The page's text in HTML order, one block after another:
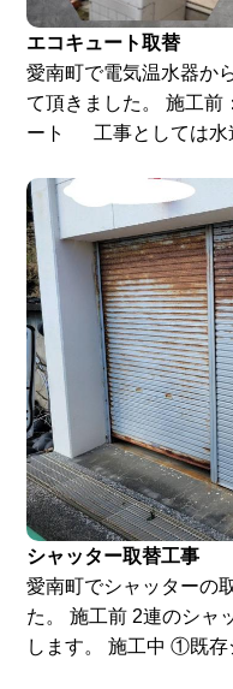
エコキュート取替
愛南町で電気温水器か
て頂きました。 施工前
ート 工事としては水
シャッター取替工事
愛南町でシャッターの
た。 施工前 2連のシャ
します。 施工中